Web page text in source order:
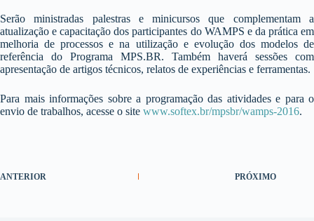
Serão ministradas palestras e minicursos que complementam a
atualização e capacitação dos participantes do WAMPS e da prática em
melhoria de processos e na utilização e evolução dos modelos de
referência do Programa MPS.BR. Também haverá sessões com
apresentação de artigos técnicos, relatos de experiências e ferramentas.
Para mais informações sobre a programação das atividades e para o
envio de trabalhos, acesse o site www.softex.br/mpsbr/wamps-2016.
ANTERIOR PRÓXIMO